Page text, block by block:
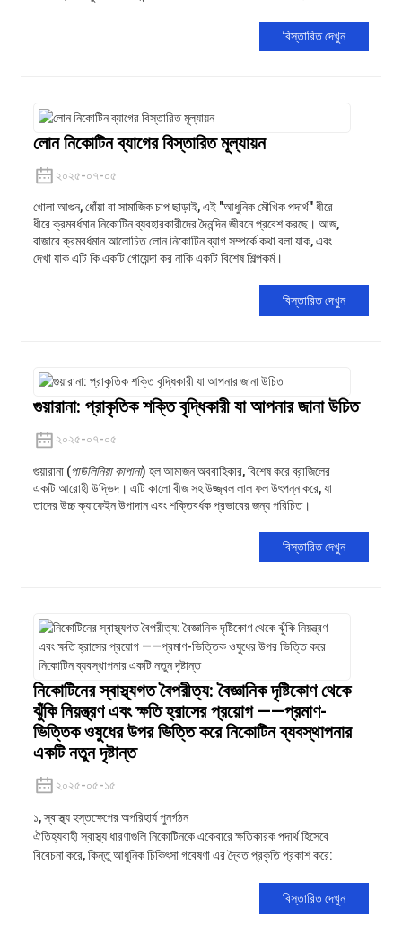
বিস্তারিত দেখুন
লোন নিকোটিন ব্যাগের বিস্তারিত মূল্যায়ন
২০২৫-০৭-০৫
খোলা আগুন, ধোঁয়া বা সামাজিক চাপ ছাড়াই, এই "আধুনিক মৌখিক পদার্থ" ধীরে
ধীরে ক্রমবর্ধমান নিকোটিন ব্যবহারকারীদের দৈনন্দিন জীবনে প্রবেশ করছে। আজ,
বাজারে ক্রমবর্ধমান আলোচিত লোন নিকোটিন ব্যাগ সম্পর্কে কথা বলা যাক, এবং
দেখা যাক এটি কি একটি গোয়েন্দা কর নাকি একটি বিশেষ শিল্পকর্ম।
বিস্তারিত দেখুন
গুয়ারানা: প্রাকৃতিক শক্তি বৃদ্ধিকারী যা আপনার জানা উচিত
২০২৫-০৭-০৫
গুয়ারানা (পাউলিনিয়া কাপানা) হল আমাজন অববাহিকার, বিশেষ করে ব্রাজিলের
একটি আরোহী উদ্ভিদ। এটি কালো বীজ সহ উজ্জ্বল লাল ফল উৎপন্ন করে, যা
তাদের উচ্চ ক্যাফেইন উপাদান এবং শক্তিবর্ধক প্রভাবের জন্য পরিচিত।
বিস্তারিত দেখুন
নিকোটিনের স্বাস্থ্যগত বৈপরীত্য: বৈজ্ঞানিক দৃষ্টিকোণ থেকে
ঝুঁকি নিয়ন্ত্রণ এবং ক্ষতি হ্রাসের প্রয়োগ ——প্রমাণ-
ভিত্তিক ওষুধের উপর ভিত্তি করে নিকোটিন ব্যবস্থাপনার
একটি নতুন দৃষ্টান্ত
২০২৫-০৫-১৫
১, স্বাস্থ্য হস্তক্ষেপের অপরিহার্য পুনর্গঠন
ঐতিহ্যবাহী স্বাস্থ্য ধারণাগুলি নিকোটিনকে একেবারে ক্ষতিকারক পদার্থ হিসেবে
বিবেচনা করে, কিন্তু আধুনিক চিকিৎসা গবেষণা এর দ্বৈত প্রকৃতি প্রকাশ করে:
বিস্তারিত দেখুন